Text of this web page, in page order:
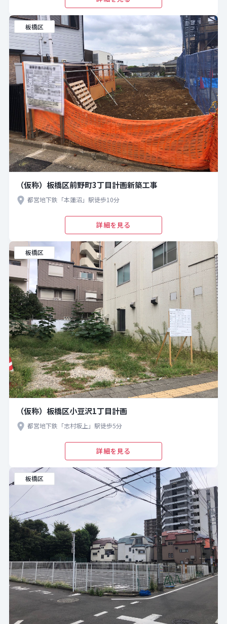
板橋区
（仮称）板橋区前野町3丁目計画新築工事
都営地下鉄「本蓮沼」駅徒歩10分
詳細を見る
板橋区
（仮称）板橋区小豆沢1丁目計画
都営地下鉄「志村坂上」駅徒歩5分
詳細を見る
板橋区